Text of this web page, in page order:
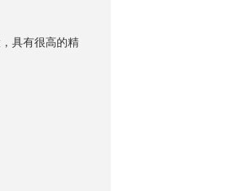
具有很高的精